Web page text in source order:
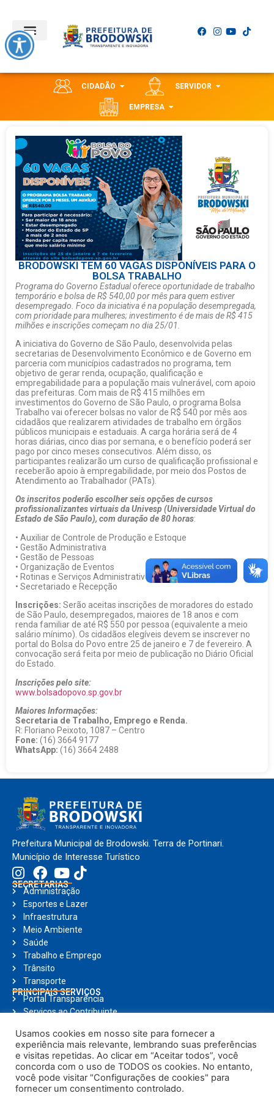
CIDADÃO SERVIDOR
EMPRESA
BRODOWSKI TEM 60 VAGAS DISPONÍVEIS PARA O
BOLSA TRABALHO
Programa do Governo Estadual oferece oportunidade de trabalho
temporário e bolsa de R$ 540,00 por mês para quem estiver
desempregado. Foco da iniciativa é na população desempregada,
com prioridade para mulheres; investimento é de mais de R$ 415
milhões e inscrições começam no dia 25/01.
A iniciativa do Governo de São Paulo, desenvolvida pelas
secretarias de Desenvolvimento Econômico e de Governo em
parceria com municípios cadastrados no programa, tem
objetivo de gerar renda, ocupação, qualificação e
empregabilidade para a população mais vulnerável, com apoio
das prefeituras. Com mais de R$ 415 milhões em
investimentos do Governo de São Paulo, o programa Bolsa
Trabalho vai oferecer bolsas no valor de R$ 540 por mês aos
cidadãos que realizarem atividades de trabalho em órgãos
públicos municipais e estaduais. A carga horária será de 4
horas diárias, cinco dias por semana, e o benefício poderá ser
pago por cinco meses consecutivos. Além disso, os
participantes realizarão um curso de qualificação profissional e
receberão apoio à empregabilidade, por meio dos Postos de
Atendimento ao Trabalhador (PATs).
Os inscritos poderão escolher seis opções de cursos
profissionalizantes virtuais da Univesp (Universidade Virtual do
Estado de São Paulo), com duração de 80 horas:
• Auxiliar de Controle de Produção e Estoque
• Gestão Administrativa
• Gestão de Pessoas
• Organização de Eventos
• Rotinas e Serviços Administrativos
• Secretariado e Recepção
Inscrições: Serão aceitas inscrições de moradores do estado
de São Paulo, desempregados, maiores de 18 anos e com
renda familiar de até R$ 550 por pessoa (equivalente a meio
salário mínimo). Os cidadãos elegíveis devem se inscrever no
portal do Bolsa do Povo entre 25 de janeiro e 7 de fevereiro. A
convocação será feita por meio de publicação no Diário Oficial
do Estado.
Inscrições pelo site:
www.bolsadopovo.sp.gov.br
Maiores Informações:
Secretaria de Trabalho, Emprego e Renda.
R: Floriano Peixoto, 1087 – Centro
Fone: (16) 3664 9177
WhatsApp: (16) 3664 2488
Prefeitura Municipal de Brodowski. Terra de Portinari.
Município de Interesse Turístico
SECRETARIAS
Administração
Esportes e Lazer
Infraestrutura
Meio Ambiente
Saúde
Trabalho e Emprego
Trânsito
Transporte
PRINCIPAIS SERVIÇOS
Portal Transparência
Serviços ao Contribuinte
Ouvidoria
Holerite Online
Compras Online
Notícias
Usamos cookies em nosso site para fornecer a
experiência mais relevante, lembrando suas preferências
e visitas repetidas. Ao clicar em “Aceitar todos”, você
concorda com o uso de TODOS os cookies. No entanto,
você pode visitar "Configurações de cookies" para
fornecer um consentimento controlado.